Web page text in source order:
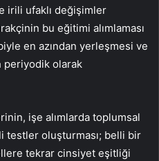
irili ufaklı değişimler
bu eğitimi alımlaması
en azından yerleşmesi ve
periyodik olarak
işe alımlarda toplumsal
oluşturması; belli bir
tekrar cinsiyet eşitliği